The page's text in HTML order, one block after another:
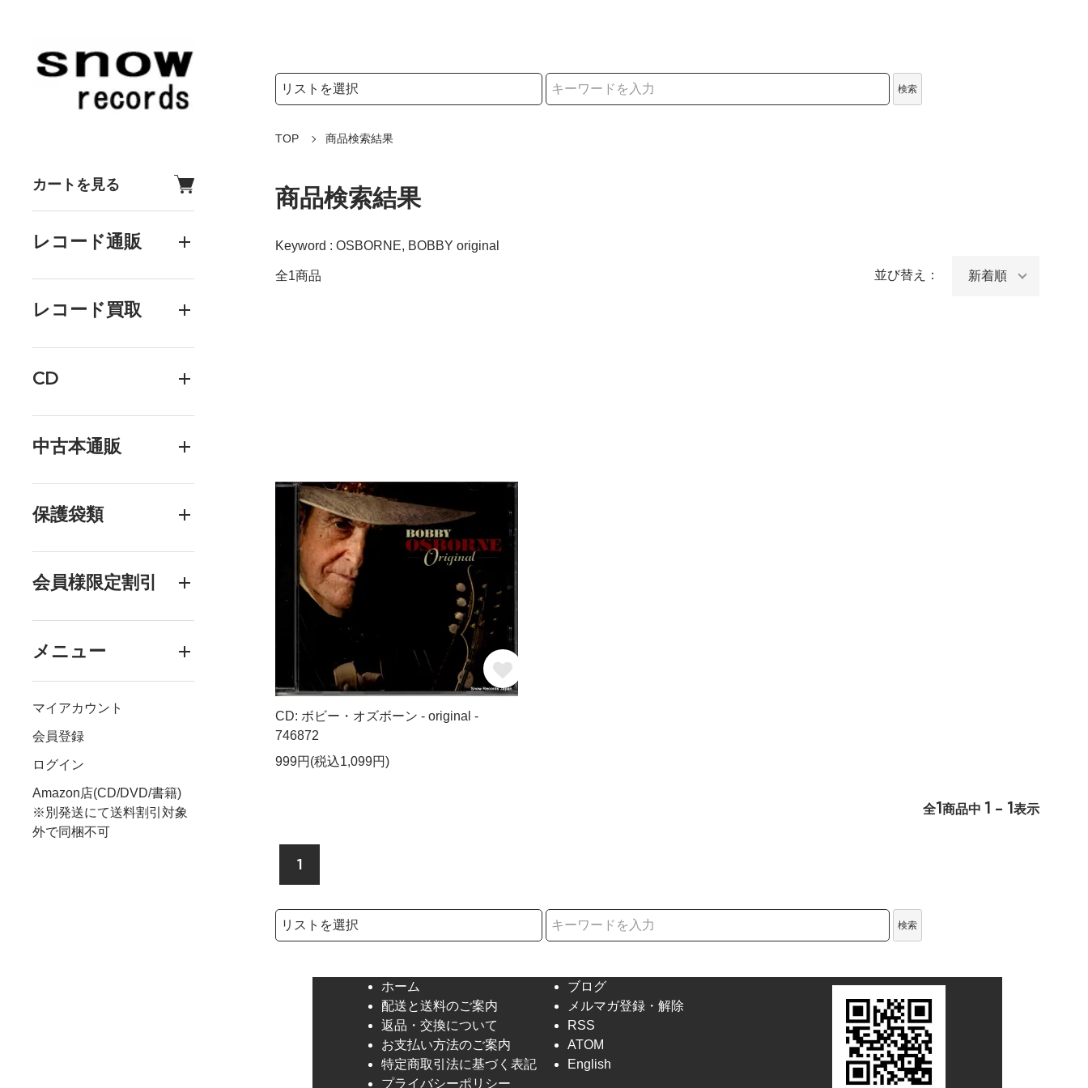
カートを見る
レコード通販
レコード買取
CD
中古本通販
保護袋類
会員様限定割引
メニュー
マイアカウント
会員登録
ログイン
Amazon店(CD/DVD/書籍)
※別発送にて送料割引対象
外で同梱不可
検索リストの選択
検索
TOP 商品検索結果
商品検索結果
Keyword : OSBORNE, BOBBY original
全1商品 並び替え：
CD: ボビー・オズボーン - original -
746872
999円(税込1,099円)
全1商品中 1 - 1表示
1
検索リストの選択
検索
ホーム
配送と送料のご案内
返品・交換について
お支払い方法のご案内
特定商取引法に基づく表記
プライバシーポリシー
ブログ
メルマガ登録・解除
RSS
ATOM
English